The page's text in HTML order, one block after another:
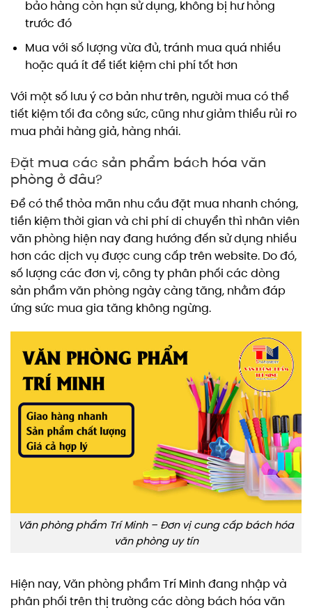
bảo hàng còn hạn sử dụng, không bị hư hỏng
trước đó
Mua với số lượng vừa đủ, tránh mua quá nhiều
hoặc quá ít để tiết kiệm chi phí tốt hơn
Với một số lưu ý cơ bản như trên, người mua có thể
tiết kiệm tối đa công sức, cũng như giảm thiểu rủi ro
mua phải hàng giả, hàng nhái.
Đặt mua các sản phẩm bách hóa văn
phòng ở đâu?
Để có thể thỏa mãn nhu cầu đặt mua nhanh chóng,
tiền kiệm thời gian và chi phí di chuyển thì nhân viên
văn phòng hiện nay đang hướng đến sử dụng nhiều
hơn các dịch vụ được cung cấp trên website. Do đó,
số lượng các đơn vị, công ty phân phối các dòng
sản phẩm văn phòng ngày càng tăng, nhằm đáp
ứng sức mua gia tăng không ngừng.
Văn phòng phẩm Trí Minh – Đơn vị cung cấp bách hóa
văn phòng uy tín
Hiện nay, Văn phòng phẩm Trí Minh đang nhập và
phân phối trên thị trường các dòng bách hóa văn